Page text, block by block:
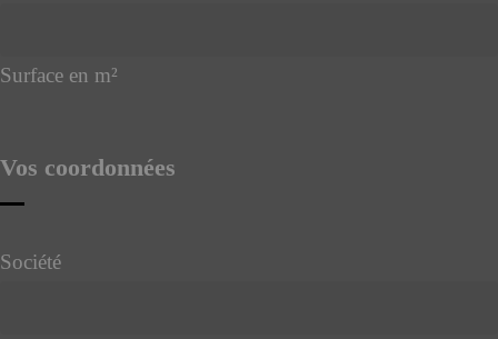
Surface en m²
Vos coordonnées
Email*
Société